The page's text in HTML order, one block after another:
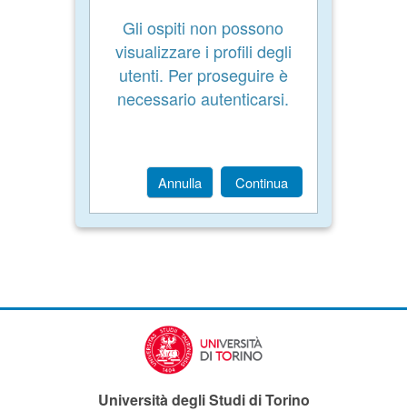
Gli ospiti non possono
visualizzare i profili degli
utenti. Per proseguire è
necessario autenticarsi.
Annulla Continua
Università degli Studi di Torino